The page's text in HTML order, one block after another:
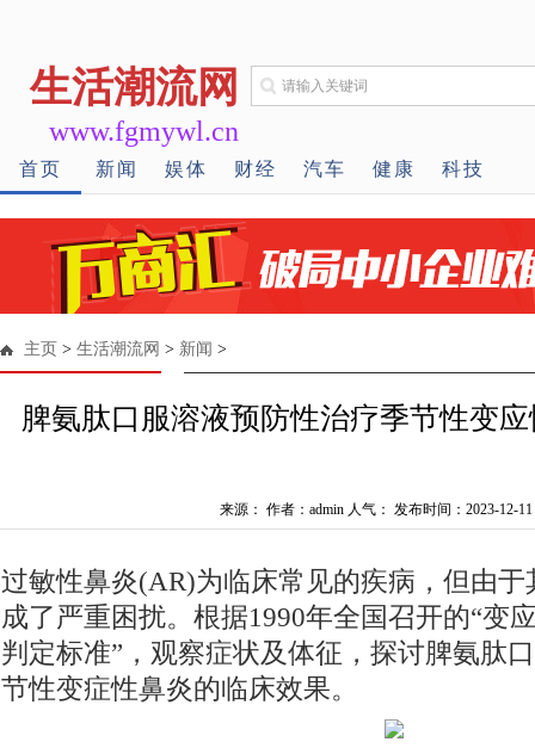
生活潮流网
www.fgmywl.cn
首页 新闻 娱体 财经 汽车 健康 科技
主页 > 生活潮流网 > 新闻 >
脾氨肽口服溶液预防性治疗季节性变
来源： 作者：admin 人气： 发布时间：2023-12-11
过敏性鼻炎(AR)为临床常见的疾病，但由
成了严重困扰。根据1990年全国召开的“变
判定标准”，观察症状及体征，探讨脾氨肽
节性变症性鼻炎的临床效果。